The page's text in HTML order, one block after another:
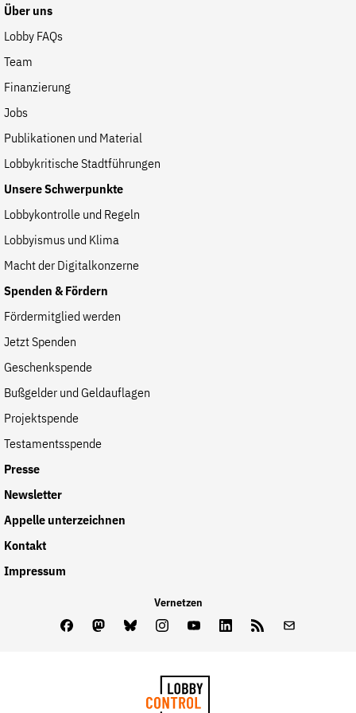
Fördermitglied werden
Jetzt Spenden
Geschenkspende
Bußgelder und Geldauflagen
Projektspende
Testamentsspende
Presse
Newsletter
Appelle unterzeichnen
Kontakt
Impressum
Suche
der
Website
FacebookMastodonBluesky
Über uns
Lobby FAQs
Team
Finanzierung
Jobs
Publikationen und Material
Lobbykritische Stadtführungen
Unsere Schwerpunkte
Lobbykontrolle und Regeln
Lobbyismus und Klima
Macht der Digitalkonzerne
Spenden & Fördern
Fördermitglied werden
Jetzt Spenden
Geschenkspende
Bußgelder und Geldauflagen
Projektspende
Testamentsspende
Presse
Newsletter
Appelle unterzeichnen
Kontakt
Impressum
Vernetzen
FacebookMastodon
BlueskyInstagram
YoutubeLinkedInFeed